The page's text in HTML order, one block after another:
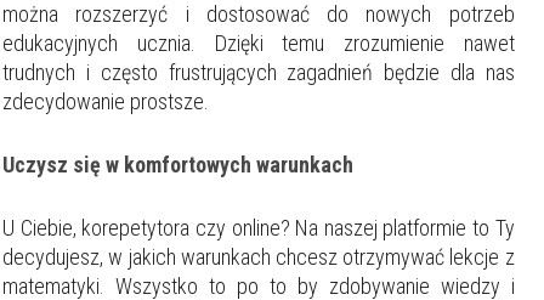
można rozszerzyć i dostosować do nowych potrzeb
edukacyjnych ucznia. Dzięki temu zrozumienie nawet
trudnych i często frustrujących zagadnień będzie dla nas
zdecydowanie prostsze.
Uczysz się w komfortowych warunkach
U Ciebie, korepetytora czy online? Na naszej platformie to Ty
decydujesz, w jakich warunkach chcesz otrzymywać lekcje z
matematyki. Wszystko to po to by zdobywanie wiedzy i